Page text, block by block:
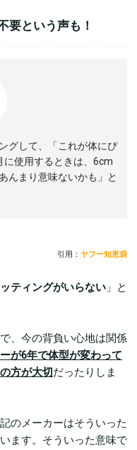
要という声も！
グして、「これが体にぴ
に使用するときは、6cm
んまり意味ないかも」と
引用： ヤフー知恵袋
ティングがいらない 」と
、今の背負い心地は関係
が6年で体型が変わって
方が大切だったりしま
のメーカーはそういった
ます。そういった意味で